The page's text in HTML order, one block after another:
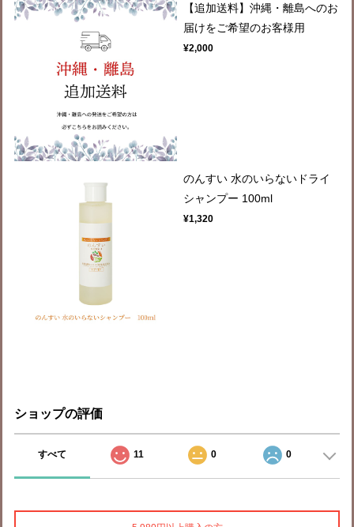
【追加送料】沖縄・離島へのお
届けをご希望のお客様用
¥2,000
のんすい 水のいらないドライ
シャンプー 100ml
¥1,320
ショップの評価
すべて 11 0 0